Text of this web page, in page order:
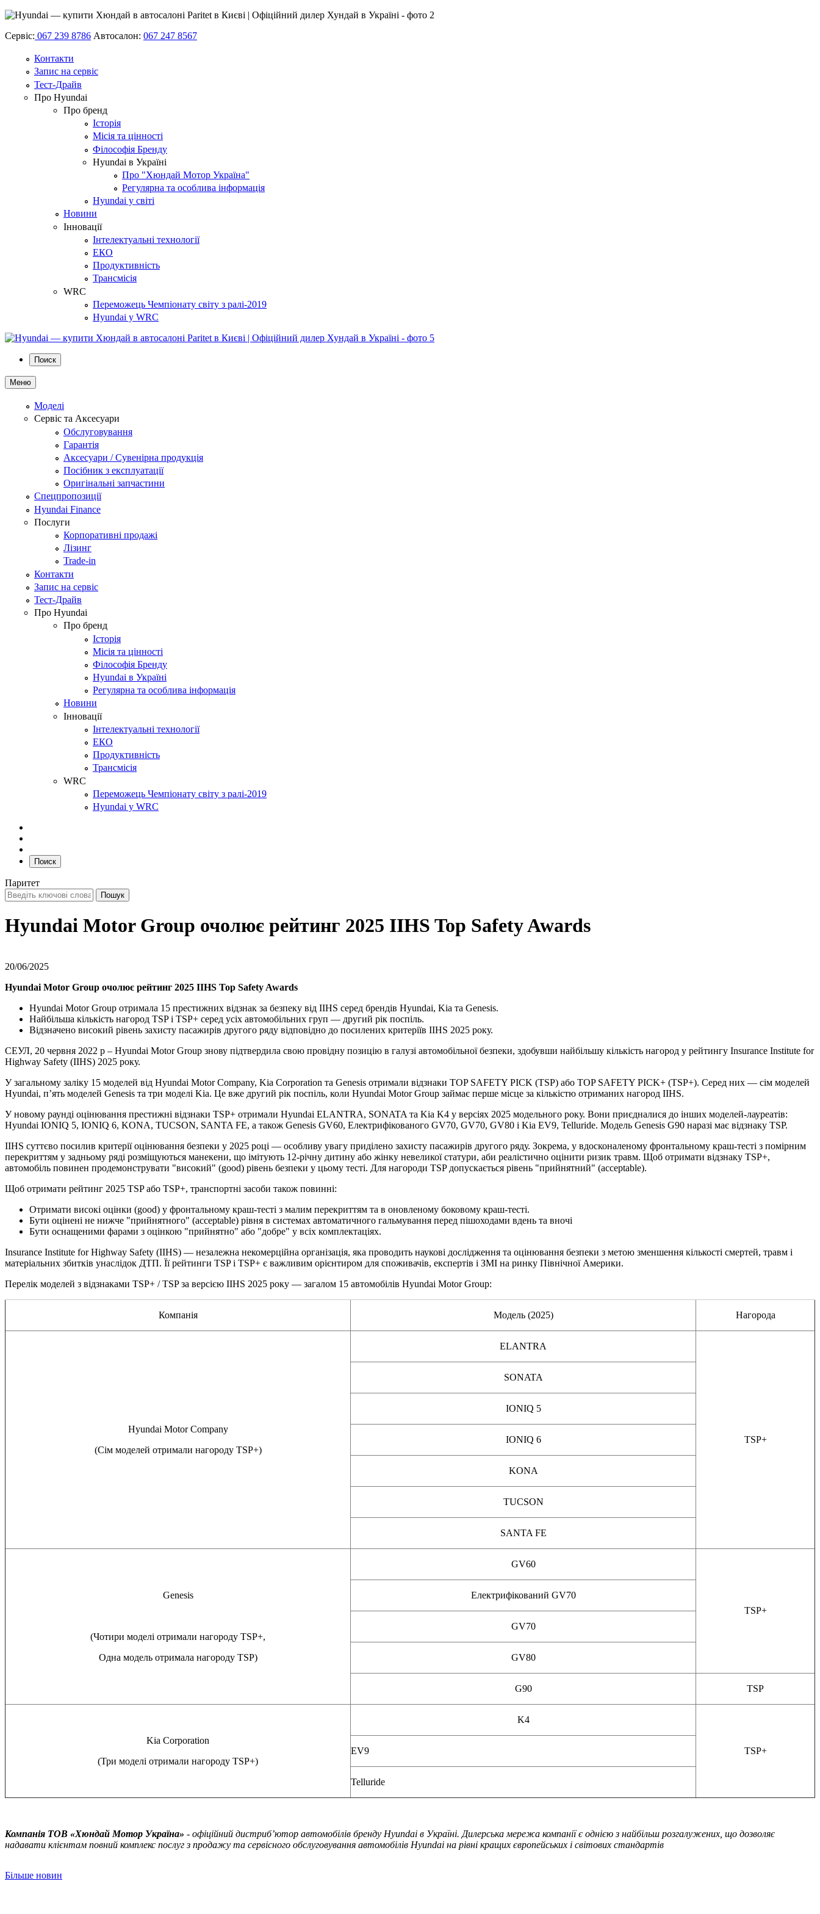
Сервіс: 067 239 8786 Автосалон: 067 247 8567
Контакти
Запис на сервіс
Тест-Драйв
Про Hyundai
Про бренд
Історія
Місія та цінності
Філософія Бренду
Hyundai в Україні
Про "Хюндай Мотор Україна"
Регулярна та особлива інформація
Hyundai у світі
Новини
Інновації
Інтелектуальні технології
ЕКО
Продуктивність
Трансмісія
WRC
Переможець Чемпіонату світу з ралі-2019
Hyundai у WRC
Поиск
Меню
Моделі
Сервіс та Аксесуари
Обслуговування
Гарантія
Аксесуари / Сувенірна продукція
Посібник з експлуатації
Оригінальні запчастини
Спецпропозиції
Hyundai Finance
Послуги
Корпоративні продажі
Лізинг
Trade-in
Контакти
Запис на сервіс
Тест-Драйв
Про Hyundai
Про бренд
Історія
Місія та цінності
Філософія Бренду
Hyundai в Україні
Регулярна та особлива інформація
Новини
Інновації
Інтелектуальні технології
ЕКО
Продуктивність
Трансмісія
WRC
Переможець Чемпіонату світу з ралі-2019
Hyundai у WRC
Поиск
Паритет
Hyundai Motor Group очолює рейтинг 2025 IIHS Top Safety Awards
20/06/2025
Hyundai Motor Group очолює рейтинг 2025 IIHS Top Safety Awards
Hyundai Motor Group отримала 15 престижних відзнак за безпеку від IIHS серед брендів Hyundai, Kia та Genesis.
Найбільша кількість нагород TSP і TSP+ серед усіх автомобільних груп — другий рік поспіль.
Відзначено високий рівень захисту пасажирів другого ряду відповідно до посилених критеріїв IIHS 2025 року.
СЕУЛ, 20 червня 2022 р – Hyundai Motor Group знову підтвердила свою провідну позицію в галузі автомобільної безпеки, здобувши найбільшу кількість нагород у рейтингу Insurance Institute for
Highway Safety (IIHS) 2025 року.
У загальному заліку 15 моделей від Hyundai Motor Company, Kia Corporation та Genesis отримали відзнаки TOP SAFETY PICK (TSP) або TOP SAFETY PICK+ (TSP+). Серед них — сім моделей
Hyundai, п’ять моделей Genesis та три моделі Kia. Це вже другий рік поспіль, коли Hyundai Motor Group займає перше місце за кількістю отриманих нагород IIHS.
У новому раунді оцінювання престижні відзнаки TSP+ отримали Hyundai ELANTRA, SONATA та Kia K4 у версіях 2025 модельного року. Вони приєдналися до інших моделей-лауреатів:
Hyundai IONIQ 5, IONIQ 6, KONA, TUCSON, SANTA FE, а також Genesis GV60, Електрифікованого GV70, GV70, GV80 і Kia EV9, Telluride. Модель Genesis G90 наразі має відзнаку TSP.
IIHS суттєво посилив критерії оцінювання безпеки у 2025 році — особливу увагу приділено захисту пасажирів другого ряду. Зокрема, у вдосконаленому фронтальному краш-тесті з помірним
перекриттям у задньому ряді розміщуються манекени, що імітують 12-річну дитину або жінку невеликої статури, аби реалістично оцінити ризик травм. Щоб отримати відзнаку TSP+,
автомобіль повинен продемонструвати "високий" (good) рівень безпеки у цьому тесті. Для нагороди TSP допускається рівень "прийнятний" (acceptable).
Щоб отримати рейтинг 2025 TSP або TSP+, транспортні засоби також повинні:
Отримати високі оцінки (good) у фронтальному краш-тесті з малим перекриттям та в оновленому боковому краш-тесті.
Бути оцінені не нижче "прийнятного" (acceptable) рівня в системах автоматичного гальмування перед пішоходами вдень та вночі
Бути оснащеними фарами з оцінкою "прийнятно" або "добре" у всіх комплектаціях.
Insurance Institute for Highway Safety (IIHS) — незалежна некомерційна організація, яка проводить наукові дослідження та оцінювання безпеки з метою зменшення кількості смертей, травм і
матеріальних збитків унаслідок ДТП. Її рейтинги TSP і TSP+ є важливим орієнтиром для споживачів, експертів і ЗМІ на ринку Північної Америки.
Перелік моделей з відзнаками TSP+ / TSP за версією IIHS 2025 року — загалом 15 автомобілів Hyundai Motor Group:
Компанія Модель (2025) Нагорода
Hyundai Motor Company
(Сім моделей отримали нагороду TSP+)
ELANTRA
TSP+
SONATA
IONIQ 5
IONIQ 6
KONA
TUCSON
SANTA FE
Genesis
(Чотири моделі отримали нагороду TSP+,
Одна модель отримала нагороду TSP)
GV60
TSP+
Електрифікований GV70
GV70
GV80
G90 TSP
Kia Corporation
(Три моделі отримали нагороду TSP+)
K4
TSP+
EV9
Telluride
Компанія ТOВ «Хюндай Мотор Україна» - офіційний дистриб’ютор автомобілів бренду Hyundai в Україні. Дилерська мережа компанії є однією з найбільш розгалужених, що дозволяє
надавати клієнтам повний комплекс послуг з продажу та сервісного обслуговування автомобілів Hyundai на рівні кращих європейських і світових стандартів
Більше новин